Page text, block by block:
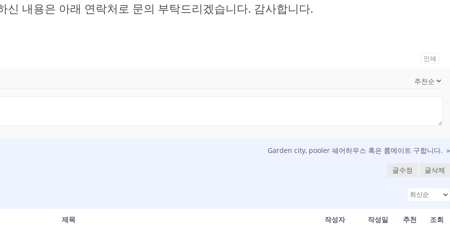
신 내용은 아래 연락처로 문의 부탁드리겠습니다. 감사합니다.
인쇄
Garden city, pooler 쉐어하우스 혹은 룸메이트 구합니다. »
글수정 글삭제
제목 작성자 작성일 추천 조회